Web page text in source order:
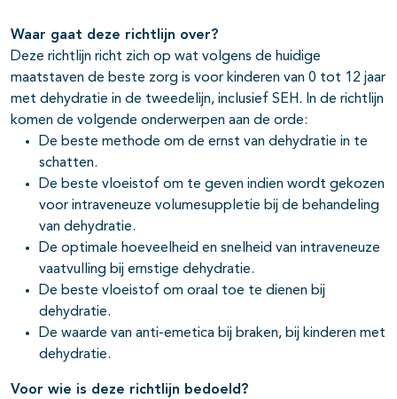
Waar gaat deze richtlijn over?
Deze richtlijn richt zich op wat volgens de huidige
maatstaven de beste zorg is voor kinderen van 0 tot 12 jaar
met dehydratie in de tweedelijn, inclusief SEH. In de richtlijn
komen de volgende onderwerpen aan de orde:
De beste methode om de ernst van dehydratie in te
schatten.
De beste vloeistof om te geven indien wordt gekozen
voor intraveneuze volumesuppletie bij de behandeling
van dehydratie.
De optimale hoeveelheid en snelheid van intraveneuze
vaatvulling bij ernstige dehydratie.
De beste vloeistof om oraal toe te dienen bij
dehydratie.
De waarde van anti-emetica bij braken, bij kinderen met
dehydratie.
Voor wie is deze richtlijn bedoeld?